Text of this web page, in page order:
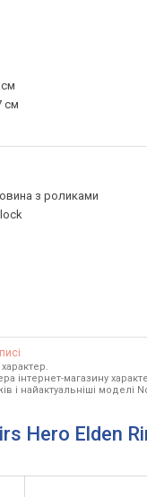
см
з роликами
магазину
і найактуальніші моделі
Hero Elden